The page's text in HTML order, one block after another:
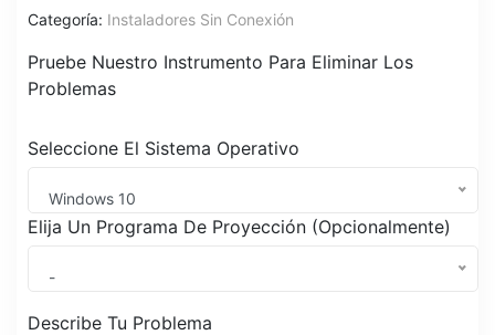
Categoría: Instaladores Sin Conexión
Pruebe Nuestro Instrumento Para Eliminar Los
Problemas
Seleccione El Sistema Operativo
Windows 10
Elija Un Programa De Proyección (Opcionalmente)
-
Describe Tu Problema